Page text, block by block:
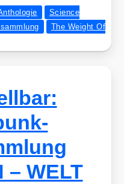
Science
The Weight Of
– WELT